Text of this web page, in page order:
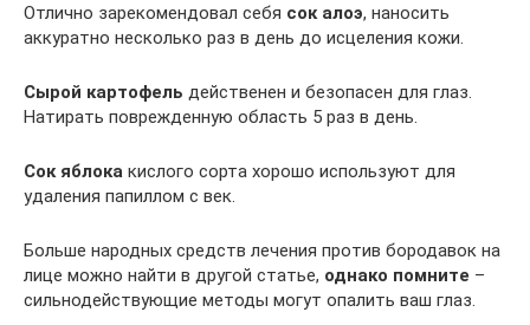
Отлично зарекомендовал себя сок алоэ, наносить
аккуратно несколько раз в день до исцеления кожи.
Сырой картофель действенен и безопасен для глаз.
Натирать поврежденную область 5 раз в день.
Сок яблока кислого сорта хорошо используют для
удаления папиллом с век.
Больше народных средств лечения против бородавок на
лице можно найти в другой статье, однако помните –
сильнодействующие методы могут опалить ваш глаз.